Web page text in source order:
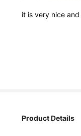
it is very nice and
Product Details